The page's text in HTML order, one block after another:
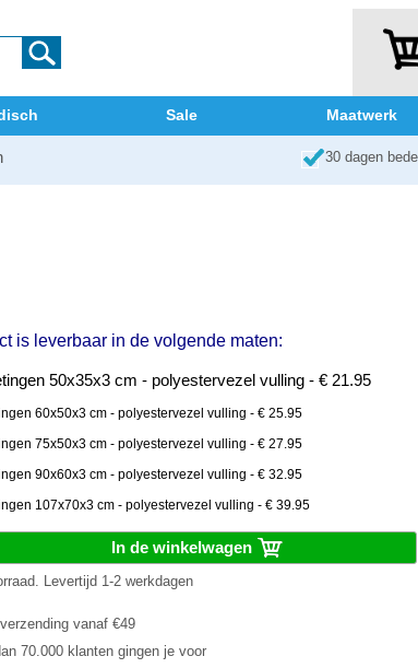
Sale Maatwerk
30 dagen
is leverbaar in de volgende maten:
50x35x3 cm - polyestervezel vulling - € 21.95
60x50x3 cm - polyestervezel vulling - € 25.95
75x50x3 cm - polyestervezel vulling - € 27.95
90x60x3 cm - polyestervezel vulling - € 32.95
107x70x3 cm - polyestervezel vulling - € 39.95
In de winkelwagen
Levertijd 1-2 werkdagen
vanaf €49
70.000 klanten gingen je voor